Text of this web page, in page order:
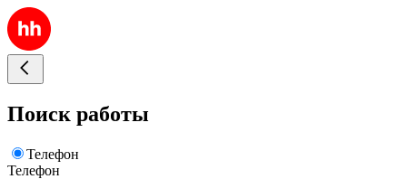
Поиск работы
Телефон
Телефон